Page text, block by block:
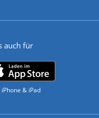
auch für
iPhone & iPad